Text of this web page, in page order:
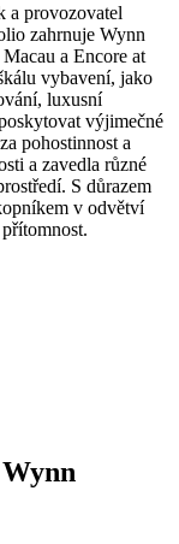
a provozovatel
zahrnuje Wynn
a Encore at
vybavení, jako
luxusní
výjimečné
pohostinnost a
a zavedla různé
S důrazem
v odvětví